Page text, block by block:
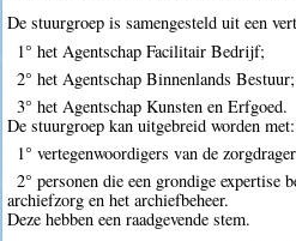
De stuurgroep is samengesteld uit een
1° het Agentschap Facilitair Bedrijf;
2° het Agentschap Binnenlands Bestuur;
3° het Agentschap Kunsten en Erfgoed.
De stuurgroep kan uitgebreid worden met:
1° vertegenwoordigers van de
2° personen die een grondige
archiefzorg en het archiefbeheer.
Deze hebben een raadgevende stem.